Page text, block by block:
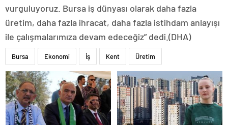
vurguluyoruz. Bursa iş dünyası olarak daha fazla
üretim, daha fazla ihracat, daha fazla istihdam anlayışı
ile çalışmalarımıza devam edeceğiz” dedi.(DHA)
Bursa Ekonomi İş Kent Üretim